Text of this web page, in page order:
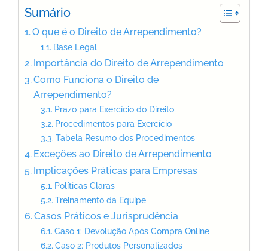
Sumário
O que é o Direito de Arrependimento?
Base Legal
Importância do Direito de Arrependimento
Como Funciona o Direito de
Arrependimento?
Prazo para Exercício do Direito
Procedimentos para Exercício
Tabela Resumo dos Procedimentos
Exceções ao Direito de Arrependimento
Implicações Práticas para Empresas
Políticas Claras
Treinamento da Equipe
Casos Práticos e Jurisprudência
Caso 1: Devolução Após Compra Online
Caso 2: Produtos Personalizados